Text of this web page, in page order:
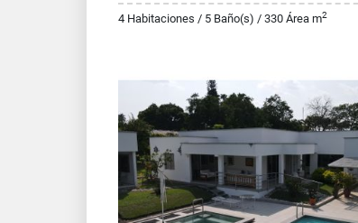
4 Habitaciones / 5 Baño(s) / 330 Área m2